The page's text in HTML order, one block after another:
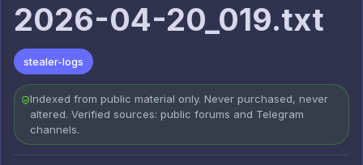
2026-04-20_019.txt
stealer-logs
Indexed from public material only. Never purchased, never
altered. Verified sources: public forums and Telegram
channels.